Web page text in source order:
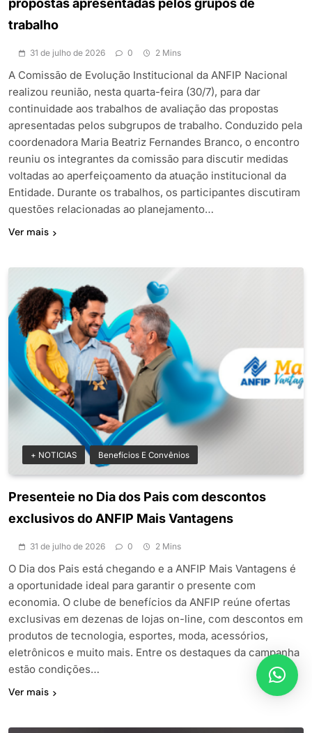
propostas apresentadas pelos grupos de
trabalho
31 de julho de 2026 0 2 Mins
A Comissão de Evolução Institucional da ANFIP Nacional
realizou reunião, nesta quarta-feira (30/7), para dar
continuidade aos trabalhos de avaliação das propostas
apresentadas pelos subgrupos de trabalho. Conduzido pela
coordenadora Maria Beatriz Fernandes Branco, o encontro
reuniu os integrantes da comissão para discutir medidas
voltadas ao aperfeiçoamento da atuação institucional da
Entidade. Durante os trabalhos, os participantes discutiram
questões relacionadas ao planejamento…
Ver mais
+ NOTICIAS Benefícios E Convênios
Presenteie no Dia dos Pais com descontos
exclusivos do ANFIP Mais Vantagens
31 de julho de 2026 0 2 Mins
O Dia dos Pais está chegando e a ANFIP Mais Vantagens é
a oportunidade ideal para garantir o presente com
economia. O clube de benefícios da ANFIP reúne ofertas
exclusivas em dezenas de lojas on-line, com descontos em
produtos de tecnologia, esportes, moda, acessórios,
eletrônicos e muito mais. Entre os destaques da campanha
estão condições…
Ver mais